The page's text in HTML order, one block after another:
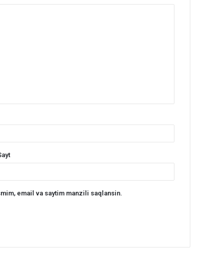
email va saytim manzili saqlansin.